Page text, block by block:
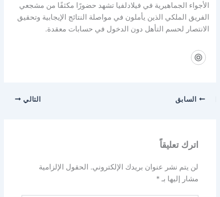
الأجواء الجماهيرية في فيلادلفيا تشهد حضورًا مكثفًا من مشجعي
الفريق الملكي الذين يأملون في مواصلة النتائج الإيجابية وتحقيق
الانتصار لحسم التأهل دون الدخول في حسابات معقدة.
السابق التالي
اترك تعليقاً
لن يتم نشر عنوان بريدك الإلكتروني. الحقول الإلزامية
مشار إليها بـ*